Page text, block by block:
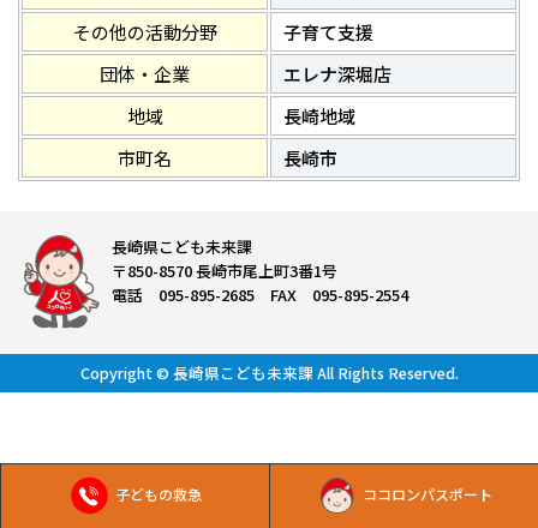
子どもの救急 ココロンパスポート
その他の活動分野
子育て支援
団体・企業
エレナ深堀店
地域
長崎地域
市町名
長崎市
長崎県こども未来課
〒850-8570 長崎市尾上町3番1号
電話 095-895-2685 FAX 095-895-2554
Copyright © 長崎県こども未来課 All Rights Reserved.